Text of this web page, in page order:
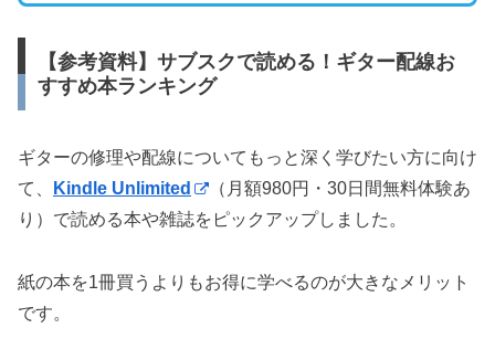
【参考資料】サブスクで読める！ギター配線お
すすめ本ランキング
ギターの修理や配線についてもっと深く学びたい方に向け
て、
Kindle Unlimited
（月額980円・30日間無料体験あ
り）で読める本や雑誌をピックアップしました。
紙の本を1冊買うよりもお得に学べるのが大きなメリット
です。